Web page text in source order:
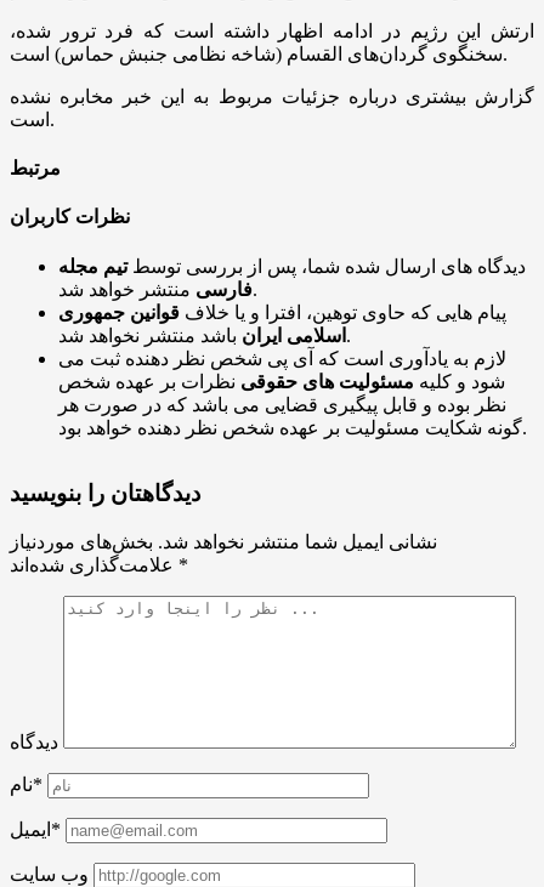
ارتش این رژیم در ادامه اظهار داشته است که فرد ترور شده،
سخنگوی گردان‌های القسام (شاخه نظامی جنبش حماس) است.
گزارش بیشتری درباره جزئیات مربوط به این خبر مخابره نشده
است.
مرتبط
نظرات کاربران
دیدگاه های ارسال شده شما، پس از بررسی توسطتیم مجله
فارسیمنتشر خواهد شد.
پیام هایی که حاوی توهین، افترا و یا خلاف قوانین جمهوری
اسلامی ایران باشد منتشر نخواهد شد.
لازم به یادآوری است که آی پی شخص نظر دهنده ثبت می
شود و کلیه مسئولیت های حقوقی نظرات بر عهده شخص
نظر بوده و قابل پیگیری قضایی می باشد که در صورت هر
گونه شکایت مسئولیت بر عهده شخص نظر دهنده خواهد بود.
دیدگاهتان را بنویسید
نشانی ایمیل شما منتشر نخواهد شد. بخش‌های موردنیاز
*
دیدگاه
نام*
ایمیل*
وب سایت